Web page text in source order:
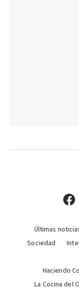
Últimas
Sociedad
Haciendo
La Cocina del